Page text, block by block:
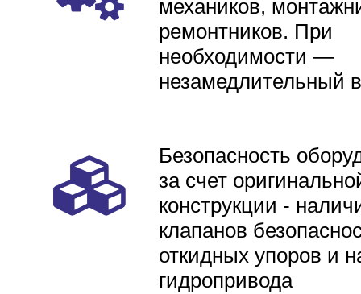
механиков,
ремонтников. При
необходимости —
незамедлительный
Безопасность
за счет
конструкции -
клапанов
откидных упоров и
гидропривода